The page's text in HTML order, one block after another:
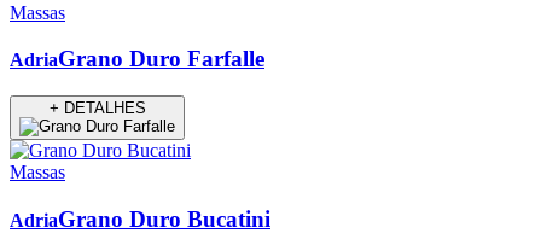
Massas
AdriaGrano Duro Farfalle
+ DETALHES
Massas
AdriaGrano Duro Bucatini